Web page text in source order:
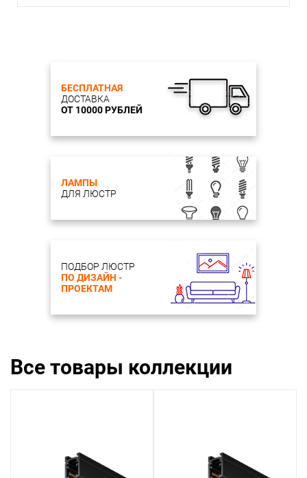
БЕСПЛАТНАЯ
ДОСТАВКА
ОТ 10000 РУБЛЕЙ
ЛАМПЫ
ДЛЯ ЛЮСТР
ПОДБОР ЛЮСТР
ПО ДИЗАЙН -
ПРОЕКТАМ
Все товары коллекции